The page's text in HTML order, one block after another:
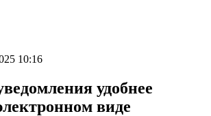
10:16
удобнее
виде